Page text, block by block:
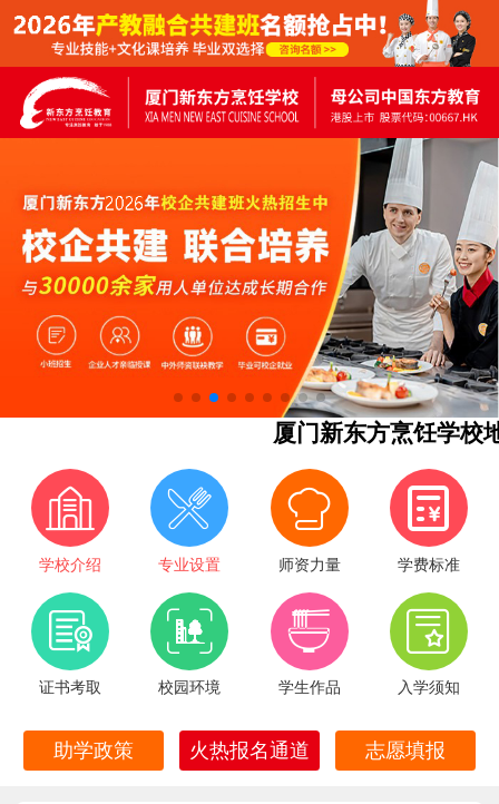
厦门新东方烹饪学校地
学校介绍 专业设置 师资力量 学费标准
证书考取 校园环境 学生作品 入学须知
助学政策 火热报名通道 志愿填报